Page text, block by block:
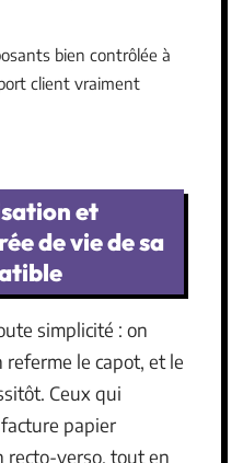
bien contrôlée à
client vraiment
et
de vie de sa
simplicité : on
le capot, et le
Ceux qui
papier
recto-verso, tout en